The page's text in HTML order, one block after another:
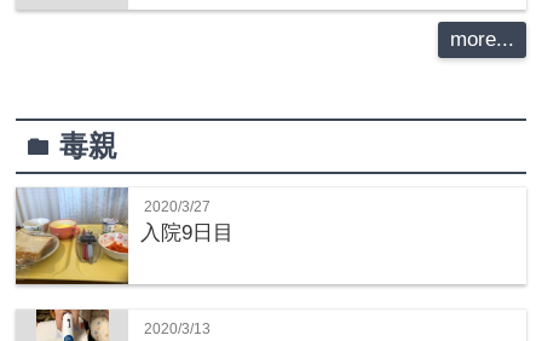
more...
folder毒親
2020/3/27
入院9日目
2020/3/13